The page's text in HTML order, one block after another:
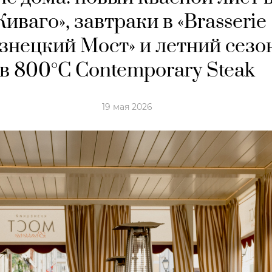
завтраки в «Brasserie
Мост» и летний
800°С Contemporary Steak
19 мая 2026